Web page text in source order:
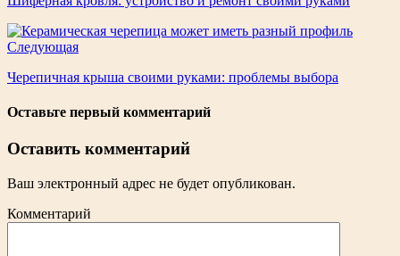
Следующая
Черепичная крыша своими руками: проблемы выбора
Оставьте первый комментарий
Оставить комментарий
Ваш электронный адрес не будет опубликован.
Комментарий